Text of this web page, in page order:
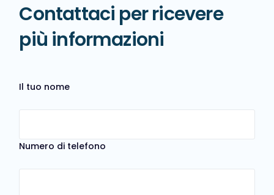
Contattaci per ricevere
più informazioni
Il tuo nome
Numero di telefono